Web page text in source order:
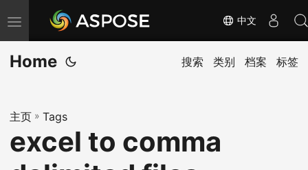
切
换
导
中文
Home 搜索 类别 档案 标签
主页 » Tags
excel to comma